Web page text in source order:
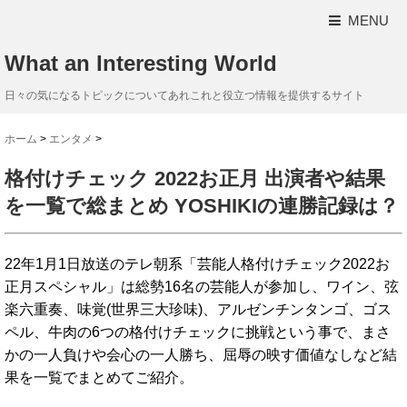
MENU
What an Interesting World
日々の気になるトピックについてあれこれと役立つ情報を提供するサイト
ホーム > エンタメ >
格付けチェック 2022お正月 出演者や結果
を一覧で総まとめ YOSHIKIの連勝記録は？
22年1月1日放送のテレ朝系「芸能人格付けチェック2022お
正月スペシャル」は総勢16名の芸能人が参加し、ワイン、弦
楽六重奏、味覚(世界三大珍味)、アルゼンチンタンゴ、ゴス
ペル、牛肉の6つの格付けチェックに挑戦という事で、まさ
かの一人負けや会心の一人勝ち、屈辱の映す価値なしなど結
果を一覧でまとめてご紹介。